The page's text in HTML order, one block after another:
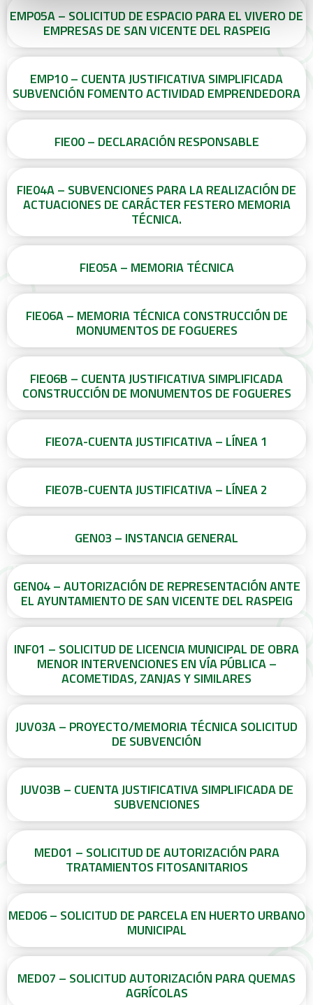
EMP05A – SOLICITUD DE ESPACIO PARA EL VIVERO DE
EMPRESAS DE SAN VICENTE DEL RASPEIG
EMP10 – CUENTA JUSTIFICATIVA SIMPLIFICADA
SUBVENCIÓN FOMENTO ACTIVIDAD EMPRENDEDORA
FIE00 – DECLARACIÓN RESPONSABLE
FIE04A – SUBVENCIONES PARA LA REALIZACIÓN DE
ACTUACIONES DE CARÁCTER FESTERO MEMORIA
TÉCNICA.
FIE05A – MEMORIA TÉCNICA
FIE06A – MEMORIA TÉCNICA CONSTRUCCIÓN DE
MONUMENTOS DE FOGUERES
FIE06B – CUENTA JUSTIFICATIVA SIMPLIFICADA
CONSTRUCCIÓN DE MONUMENTOS DE FOGUERES
FIE07A-CUENTA JUSTIFICATIVA – LÍNEA 1
FIE07B-CUENTA JUSTIFICATIVA – LÍNEA 2
GEN03 – INSTANCIA GENERAL
GEN04 – AUTORIZACIÓN DE REPRESENTACIÓN ANTE
EL AYUNTAMIENTO DE SAN VICENTE DEL RASPEIG
INF01 – SOLICITUD DE LICENCIA MUNICIPAL DE OBRA
MENOR INTERVENCIONES EN VÍA PÚBLICA –
ACOMETIDAS, ZANJAS Y SIMILARES
JUV03A – PROYECTO/MEMORIA TÉCNICA SOLICITUD
DE SUBVENCIÓN
JUV03B – CUENTA JUSTIFICATIVA SIMPLIFICADA DE
SUBVENCIONES
MED01 – SOLICITUD DE AUTORIZACIÓN PARA
TRATAMIENTOS FITOSANITARIOS
MED06 – SOLICITUD DE PARCELA EN HUERTO URBANO
MUNICIPAL
MED07 – SOLICITUD AUTORIZACIÓN PARA QUEMAS
AGRÍCOLAS